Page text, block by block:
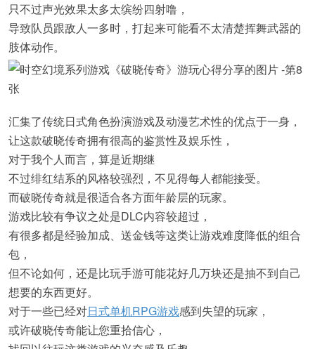
只不过声光效果太多太缤纷四射噜，
导致队员跟敌人一多时，打起来可能看不太清楚挥舞武器的
肢体动作。
汇集了传统日式角色扮演游戏及动漫艺术性的优点于一身，
让这款破晓传奇拥有很高的鉴赏性及娱乐性，
对于我个人而言，算是近期继
不过绯红结系的风格较强烈，不见得每人都能接受。
而破晓传奇就是很适合各方面年龄层的玩家。
游戏比较有争议之处是DLC内容较超过，
有很多都是经验加成、送金钱等这类让游戏难度降低的组合
包，
但不论如何，还是比玩手游可能花好几万块还是抽不到自己
想要的东西更好。
对于一些已经对日式单机RPG游戏感到失望的玩家，
或许破晓传奇能让您重拾信心，